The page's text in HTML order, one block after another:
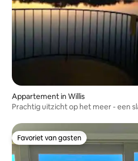
Appartement in Willis
Prachtig uitzicht op het meer - een
Favoriet van gasten
Favoriet van gasten